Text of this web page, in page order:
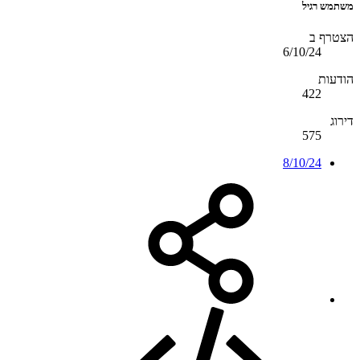
משתמש רגיל
הצטרף ב
6/10/24
הודעות
422
דירוג
575
8/10/24